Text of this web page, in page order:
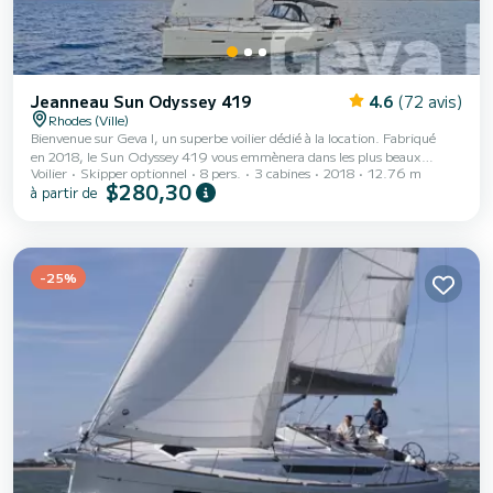
Jeanneau Sun Odyssey 419 4.6 (72 avis)
Rhodes (Ville)
Bienvenue sur Geva I, un superbe voilier dédié à la location. Fabriqué
en 2018, le Sun Odyssey 419 vous emmènera dans les plus beaux
mouillages de Rhodes (Ville). Vous allez passer une croisière d'exception
sur ce voilier de 13 mètres. Vous pourrez accueillir jusqu'à 8 personnes
d'une Grand voile lattée et d'...
Voilier Skipper optionnel 8 pers. 3 cabines 2018 12.76 m
à partir de $280,30
-25%